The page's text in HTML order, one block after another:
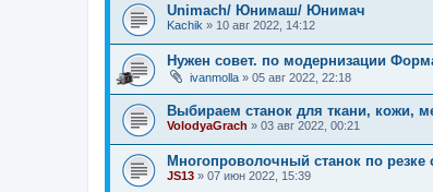
Unimach/ Юнимаш/ Юнимач
Kachik » 10 авг 2022, 14:12
Нужен совет. по модернизации
ivanmolla » 05 авг 2022, 22:18
Выбираем станок для ткани, кожи,
VolodyaGrach » 03 авг 2022, 00:21
Многопроволочный станок по резке
JS13 » 07 июн 2022, 15:39